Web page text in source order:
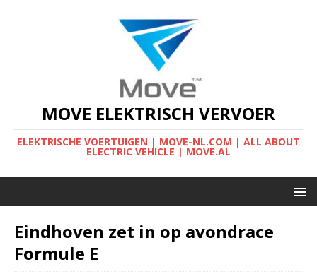
MOVE ELEKTRISCH VERVOER
ELEKTRISCHE VOERTUIGEN | MOVE-NL.COM | ALL ABOUT
ELECTRIC VEHICLE | MOVE.AL
Eindhoven zet in op avondrace
Formule E